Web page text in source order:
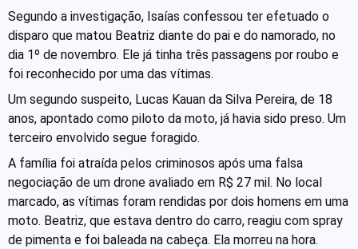
Segundo a investigação, Isaías confessou ter efetuado o
disparo que matou Beatriz diante do pai e do namorado, no
dia 1º de novembro. Ele já tinha três passagens por roubo e
foi reconhecido por uma das vítimas.
Um segundo suspeito, Lucas Kauan da Silva Pereira, de 18
anos, apontado como piloto da moto, já havia sido preso. Um
terceiro envolvido segue foragido.
A família foi atraída pelos criminosos após uma falsa
negociação de um drone avaliado em R$ 27 mil. No local
marcado, as vítimas foram rendidas por dois homens em uma
moto. Beatriz, que estava dentro do carro, reagiu com spray
de pimenta e foi baleada na cabeça. Ela morreu na hora.